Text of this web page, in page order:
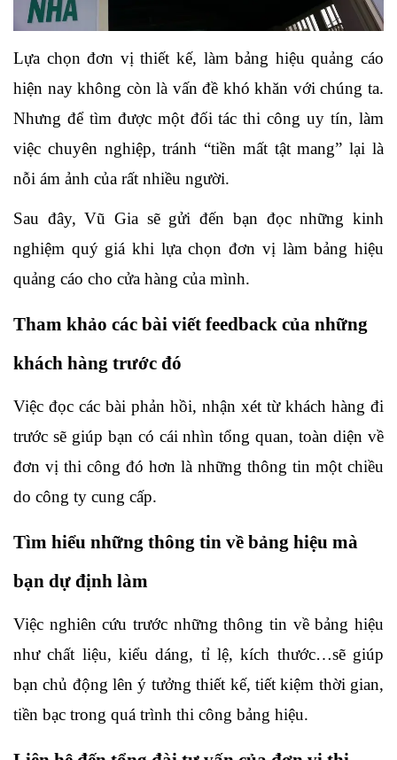
Lựa chọn đơn vị thiết kế, làm bảng hiệu quảng cáo
hiện nay không còn là vấn đề khó khăn với chúng ta.
Nhưng để tìm được một đối tác thi công uy tín, làm
việc chuyên nghiệp, tránh “tiền mất tật mang” lại là
nỗi ám ảnh của rất nhiều người.
Sau đây, Vũ Gia sẽ gửi đến bạn đọc những kinh
nghiệm quý giá khi lựa chọn đơn vị làm bảng hiệu
quảng cáo cho cửa hàng của mình.
Tham khảo các bài viết feedback của những
khách hàng trước đó
Việc đọc các bài phản hồi, nhận xét từ khách hàng đi
trước sẽ giúp bạn có cái nhìn tổng quan, toàn diện về
đơn vị thi công đó hơn là những thông tin một chiều
do công ty cung cấp.
Tìm hiểu những thông tin về bảng hiệu mà
bạn dự định làm
Việc nghiên cứu trước những thông tin về bảng hiệu
như chất liệu, kiểu dáng, tỉ lệ, kích thước…sẽ giúp
bạn chủ động lên ý tưởng thiết kế, tiết kiệm thời gian,
tiền bạc trong quá trình thi công bảng hiệu.